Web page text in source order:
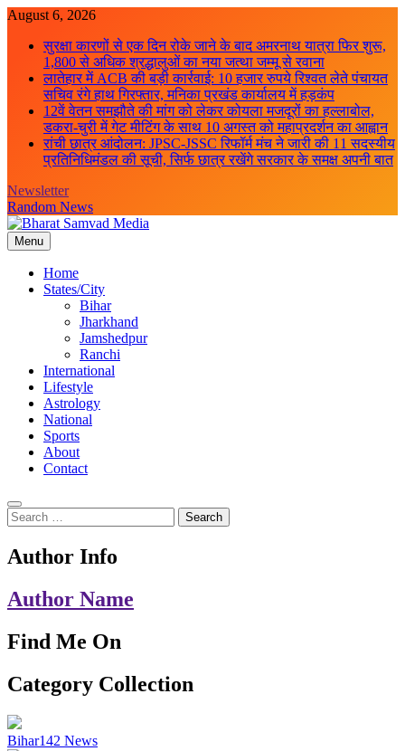
Skip
content
August 6, 2026
सुरक्षा कारणों से एक दिन रोके जाने के बाद अमरनाथ यात्रा फिर शुरू,
1,800 से अधिक श्रद्धालुओं का नया जत्था जम्मू से रवाना
लातेहार में ACB की बड़ी कार्रवाई: 10 हजार रुपये रिश्वत लेते पंचायत
सचिव रंगे हाथ गिरफ्तार, मनिका प्रखंड कार्यालय में हड़कंप
12वें वेतन समझौते की मांग को लेकर कोयला मजदूरों का हल्लाबोल,
डकरा-चुरी में गेट मीटिंग के साथ 10 अगस्त को महाप्रदर्शन का आह्वान
रांची छात्र आंदोलन: JPSC-JSSC रिफॉर्म मंच ने जारी की 11 सदस्यीय
प्रतिनिधिमंडल की सूची, सिर्फ छात्र रखेंगे सरकार के समक्ष अपनी बात
Newsletter
Random News
Bharat Samvad Media
Menu
Home
States/City
Bihar
Jharkhand
Jamshedpur
Ranchi
International
Lifestyle
Astrology
National
Sports
About
Contact
Search
for:
Author Info
Author Name
Find Me On
Category Collection
Bihar142 News